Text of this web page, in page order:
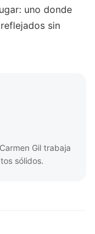
uno donde
sin
Gil trabaja
sólidos.